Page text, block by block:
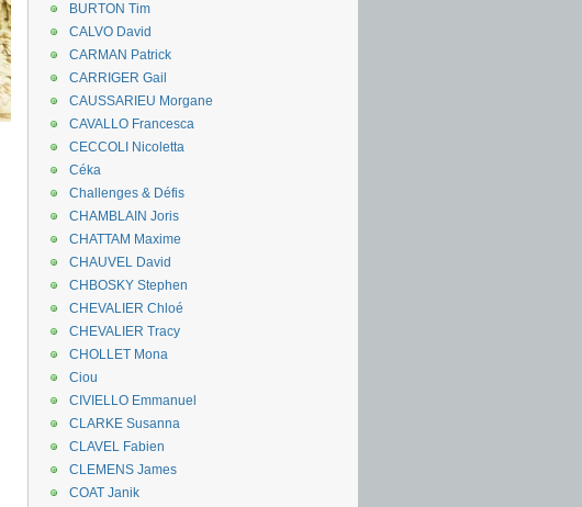
BURTON Tim
CALVO David
CARMAN Patrick
CARRIGER Gail
CAUSSARIEU Morgane
CAVALLO Francesca
CECCOLI Nicoletta
Céka
Challenges & Défis
CHAMBLAIN Joris
CHATTAM Maxime
CHAUVEL David
CHBOSKY Stephen
CHEVALIER Chloé
CHEVALIER Tracy
CHOLLET Mona
Ciou
CIVIELLO Emmanuel
CLARKE Susanna
CLAVEL Fabien
CLEMENS James
COAT Janik